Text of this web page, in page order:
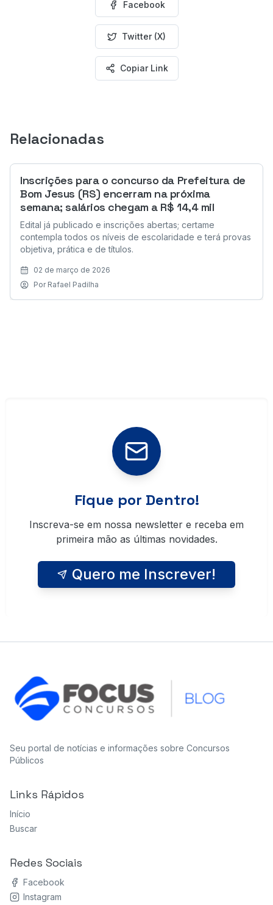
Facebook
Twitter (X)
Copiar Link
Relacionadas
Inscrições para o concurso da Prefeitura de
Bom Jesus (RS) encerram na próxima
semana; salários chegam a R$ 14,4 mil
Edital já publicado e inscrições abertas; certame
contempla todos os níveis de escolaridade e terá provas
objetiva, prática e de títulos.
02 de março de 2026
Por Rafael Padilha
Fique por Dentro!
Inscreva-se em nossa newsletter e receba em
primeira mão as últimas novidades.
Quero me Inscrever!
Seu portal de notícias e informações sobre Concursos
Públicos
Links Rápidos
Início
Buscar
Redes Sociais
Facebook
Instagram